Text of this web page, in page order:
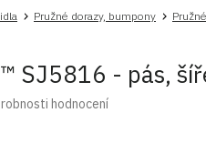
Pružné dorazy, bumpony
SJ5816 - pás,
hodnocení